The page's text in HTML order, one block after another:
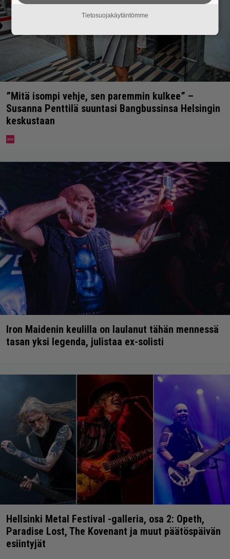
”Mitä isompi vehje, sen paremmin kulkee” –
Susanna Penttilä suuntasi Bangbussinsa Helsingin
keskustaan
Iron Maidenin keulilla on laulanut tähän mennessä
tasan yksi legenda, julistaa ex-solisti
Hellsinki Metal Festival -galleria, osa 2: Opeth,
Paradise Lost, The Kovenant ja muut päätöspäivän
esiintyjät
Tietosuojakäytäntömme